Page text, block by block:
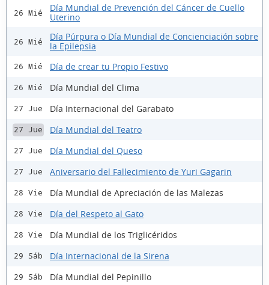
26 Mié
Día Mundial de Prevención del Cáncer de Cuello
Uterino
26 Mié
Día Púrpura o Día Mundial de Concienciación sobre
la Epilepsia
26 Mié Día de crear tu Propio Festivo
26 Mié Día Mundial del Clima
27 Jue Día Internacional del Garabato
27 Jue Día Mundial del Teatro
27 Jue Día Mundial del Queso
27 Jue Aniversario del Fallecimiento de Yuri Gagarin
28 Vie Día Mundial de Apreciación de las Malezas
28 Vie Día del Respeto al Gato
28 Vie Día Mundial de los Triglicéridos
29 Sáb Día Internacional de la Sirena
29 Sáb Día Mundial del Pepinillo